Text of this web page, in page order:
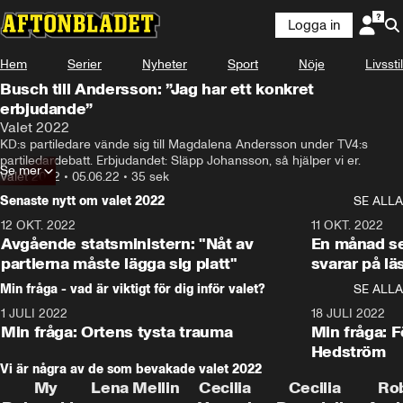
Logga in
Hem Serier Nyheter Sport Nöje Livsstil
Busch till Andersson: ”Jag har ett konkret
erbjudande”
Valet 2022
KD:s partiledare vände sig till Magdalena Andersson under TV4:s
partiledardebatt. Erbjudandet: Släpp Johansson, så hjälper vi er.
Valet 2022 • 05.06.22 • 35 sek
Se mer
Senaste nytt om valet 2022
SE ALLA
12 OKT. 2022
Avgående statsministern: "Nåt av
partierna måste lägga sig platt"
11 OKT. 2022
En månad
svarar på
Min fråga - vad är viktigt för dig inför valet?
SE ALLA
1 JULI 2022
Min fråga: Ortens tysta trauma
18 JULI 2022
Min fråga:
Hedström
Vi är några av de som bevakade valet 2022
My
Lena Mellin
Cecilia
Cecilia